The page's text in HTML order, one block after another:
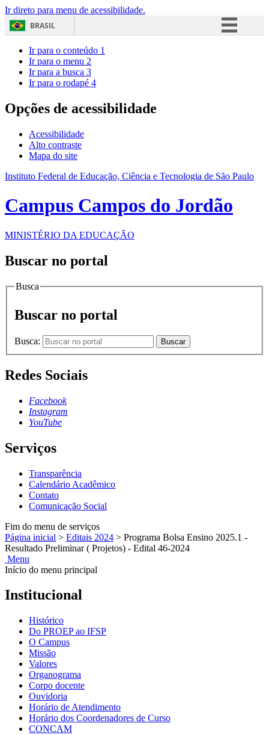
Ir direto para menu de acessibilidade.
BRASIL
Acesso à informação
Ir para o conteúdo 1
Ir para o menu 2
Ir para a busca 3
Ir para o rodapé 4
Opções de acessibilidade
Acessibilidade
Alto contraste
Mapa do site
Instituto Federal de Educação, Ciência e Tecnologia de São Paulo
Campus Campos do Jordão
MINISTÉRIO DA EDUCAÇÃO
Buscar no portal
Busca
Buscar no portal
Busca: Buscar
Redes Sociais
Facebook
Instagram
YouTube
Serviços
Transparência
Calendário Acadêmico
Contato
Comunicação Social
Fim do menu de serviços
Página inicial > Editais 2024 > Programa Bolsa Ensino 2025.1 -
Resultado Preliminar ( Projetos) - Edital 46-2024
Menu
Início do menu principal
Institucional
Histórico
Do PROEP ao IFSP
O Campus
Missão
Valores
Organograma
Corpo docente
Ouvidoria
Horário de Atendimento
Horário dos Coordenadores de Curso
CONCAM